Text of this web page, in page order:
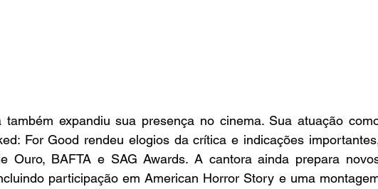
também expandiu sua presença no cinema. Sua atuação
For Good rendeu elogios da crítica e indicações
Ouro, BAFTA e SAG Awards. A cantora ainda prepara
participação em American Horror Story e uma